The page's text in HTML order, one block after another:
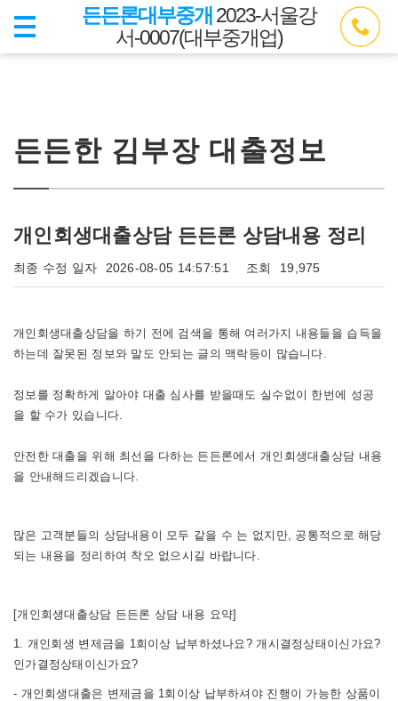
든든론대부중개 2023-서울강
서-0007(대부중개업)
든든한 김부장 대출정보
개인회생대출상담 든든론 상담내용 정리
최종 수정 일자 2026-08-05 14:57:51 조회 19,975
개인회생대출상담을 하기 전에 검색을 통해 여러가지 내용들을 습득을
하는데 잘못된 정보와 말도 안되는 글의 맥락등이 많습니다.
정보를 정확하게 알아야 대출 심사를 받을때도 실수없이 한번에 성공
을 할 수가 있습니다.
안전한 대출을 위해 최선을 다하는 든든론에서 개인회생대출상담 내용
을 안내해드리겠습니다.
많은 고객분들의 상담내용이 모두 같을 수 는 없지만, 공통적으로 해당
되는 내용을 정리하여 착오 없으시길 바랍니다.
[개인회생대출상담 든든론 상담 내용 요약]
1. 개인회생 변제금을 1회이상 납부하셨나요? 개시결정상태이신가요?
인가결정상태이신가요?
- 개인회생대출은 변제금을 1회이상 납부하셔야 진행이 가능한 상품이